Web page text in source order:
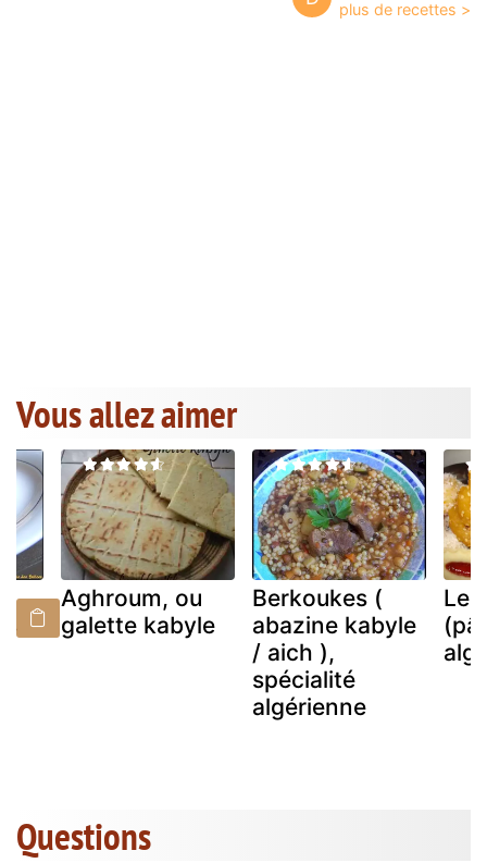
Vous allez aimer
Aghroum, ou
galette kabyle
Berkoukes (
abazine kabyle
/ aich ),
spécialité
algérienne
Questions